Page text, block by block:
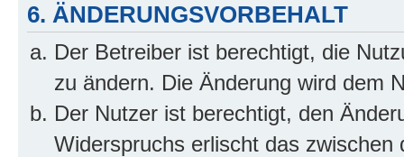
6. ÄNDERUNGSVORBEHALT
Der Betreiber ist berechtigt, die
zu ändern. Die Änderung wird dem
Der Nutzer ist berechtigt, den
Widerspruchs erlischt das